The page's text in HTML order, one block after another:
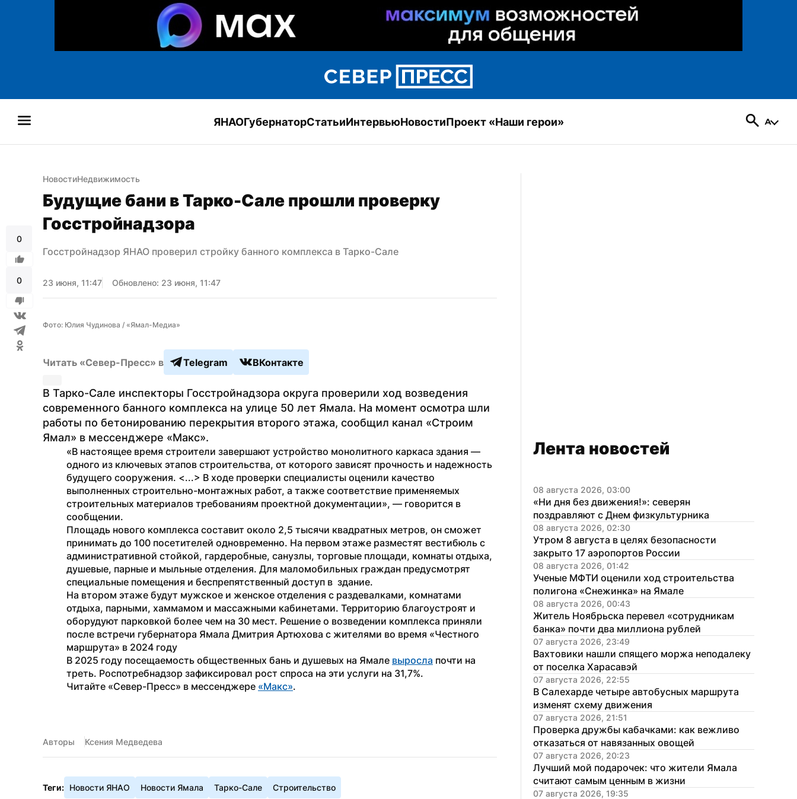
ЯНАОГубернаторСтатьиИнтервьюНовостиПроект «Наши герои»
0
0
НовостиНедвижимость
Будущие бани в Тарко-Сале прошли проверку
Госстройнадзора
Госстройнадзор ЯНАО проверил стройку банного комплекса в Тарко-Сале
23 июня, 11:47 Обновлено: 23 июня, 11:47
Фото: Юлия Чудинова / «Ямал-Медиа»
Читать «Север-Пресс» в Telegram ВКонтакте
В Тарко-Сале инспекторы Госстройнадзора округа проверили ход возведения
современного банного комплекса на улице 50 лет Ямала. На момент осмотра шли
работы по бетонированию перекрытия второго этажа, сообщил канал «Строим
Ямал» в мессенджере «Макс».
«В настоящее время строители завершают устройство монолитного каркаса здания —
одного из ключевых этапов строительства, от которого зависят прочность и надежность
будущего сооружения. <...> В ходе проверки специалисты оценили качество
выполненных строительно-монтажных работ, а также соответствие применяемых
строительных материалов требованиям проектной документации», — говорится в
сообщении.
Площадь нового комплекса составит около 2,5 тысячи квадратных метров, он сможет
принимать до 100 посетителей одновременно. На первом этаже разместят вестибюль с
административной стойкой, гардеробные, санузлы, торговые площади, комнаты отдыха,
душевые, парные и мыльные отделения. Для маломобильных граждан предусмотрят
специальные помещения и беспрепятственный доступ в  здание.
На втором этаже будут мужское и женское отделения с раздевалками, комнатами
отдыха, парными, хаммамом и массажными кабинетами. Территорию благоустроят и
оборудуют парковкой более чем на 30 мест. Решение о возведении комплекса приняли
после встречи губернатора Ямала Дмитрия Артюхова с жителями во время «Честного
маршрута» в 2024 году
В 2025 году посещаемость общественных бань и душевых на Ямале выросла почти на
треть. Роспотребнадзор зафиксировал рост спроса на эти услуги на 31,7%.
Читайте «Север-Пресс» в мессенджере «Макс».
Авторы Ксения Медведева
Теги: Новости ЯНАО Новости Ямала Тарко-Сале Строительство
Лента новостей
08 августа 2026, 03:00
«Ни дня без движения!»: северян
поздравляют с Днем физкультурника
08 августа 2026, 02:30
Утром 8 августа в целях безопасности
закрыто 17 аэропортов России
08 августа 2026, 01:42
Ученые МФТИ оценили ход строительства
полигона «Снежинка» на Ямале
08 августа 2026, 00:43
Житель Ноябрьска перевел «сотрудникам
банка» почти два миллиона рублей
07 августа 2026, 23:49
Вахтовики нашли спящего моржа неподалеку
от поселка Харасавэй
07 августа 2026, 22:55
В Салехарде четыре автобусных маршрута
изменят схему движения
07 августа 2026, 21:51
Проверка дружбы кабачками: как вежливо
отказаться от навязанных овощей
07 августа 2026, 20:23
Лучший мой подарочек: что жители Ямала
считают самым ценным в жизни
07 августа 2026, 19:35